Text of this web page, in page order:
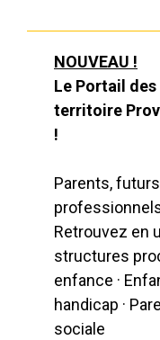
NOUVEAU !
Le Portail
territoire
!
Parents,
Retrouvez en
structures
enfance ·
handicap ·
sociale